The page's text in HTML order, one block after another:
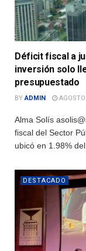
Déficit fiscal a
inversión solo
presupuestado
BY ADMIN
Alma Solís
fiscal del Sector
ubicó en 1.98%
DESTACADO